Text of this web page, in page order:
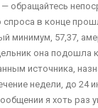
обращайтесь
спроса в конце
минимум, 57,37,
она подошла
источника,
недели, до 24
я хоть раз